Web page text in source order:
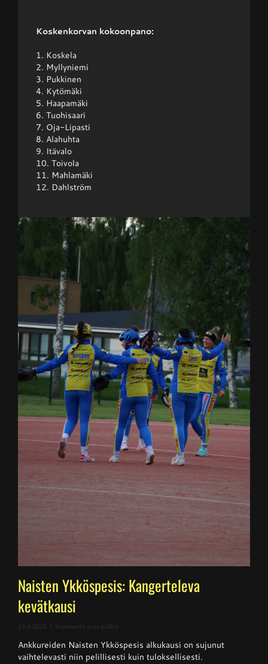
Koskenkorvan kokoonpano:
1. Koskela
2. Myllyniemi
3. Pukkinen
4. Kytömäki
5. Haapamäki
6. Tuohisaari
7. Oja-Lipasti
8. Alahuhta
9. Itävalo
10. Toivola
11. Mahlamäki
12. Dahlström
Naisten Ykköspesis: Kangerteleva
kevätkausi
19.6.2026 Kommentit pois päältä
Ykköspesis:
Kangerteleva
kevätkausi
Ankkureiden Naisten Ykköspesis alkukausi on sujunut
vaihtelevasti niin pelillisesti kuin tuloksellisesti.